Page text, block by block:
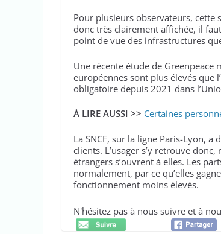
Pour plusieurs observateurs, cette
donc très clairement affichée, il
point de vue des infrastructures
Une récente étude de
européennes sont plus élevés que
obligatoire depuis 2021 dans
À LIRE AUSSI >> Certaines
La SNCF, sur la ligne Paris-Lyon,
clients. L’usager s’y retrouve
étrangers s’ouvrent à elles. Les
normalement, par ce qu’elles
fonctionnement moins élevés.
N'hésitez pas à nous suivre et à